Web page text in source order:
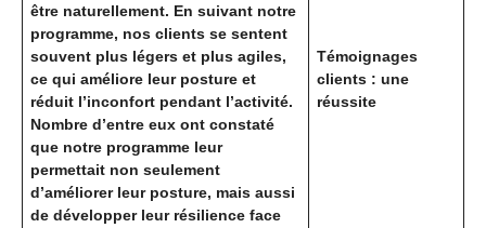
être naturellement. En suivant notre
programme, nos clients se sentent
souvent plus légers et plus agiles,
ce qui améliore leur posture et
réduit l’inconfort pendant l’activité.
Nombre d’entre eux ont constaté
que notre programme leur
permettait non seulement
d’améliorer leur posture, mais aussi
de développer leur résilience face
Témoignages
clients : une
réussite